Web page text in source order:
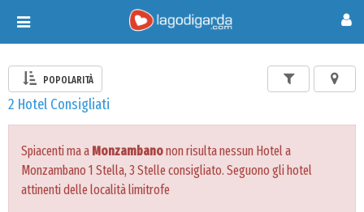
Toggle
navigation
POPOLARITÀ
2 Hotel Consigliati
Spiacenti ma a Monzambanonon risulta nessun Hotel a
Monzambano 1 Stella, 3 Stelle consigliato. Seguono gli hotel
attinenti delle località limitrofe